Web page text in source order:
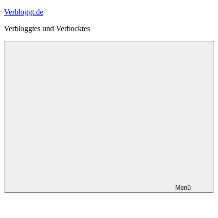
Zum
springen
Verbloggt.de
Verbloggtes und Verbocktes
Menü